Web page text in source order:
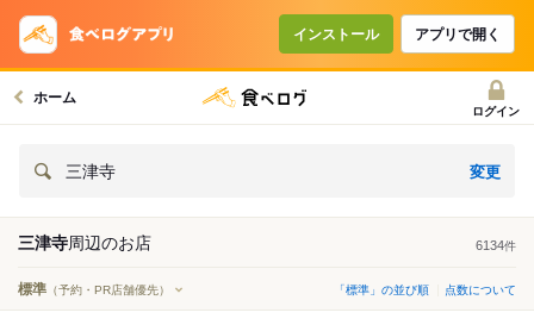
インストール アプリで開く
ホーム
ログイン
三津寺 変更
三津寺周辺のお店 6134件
標準 （予約・PR店舗優先） 「標準」の並び順 点数について